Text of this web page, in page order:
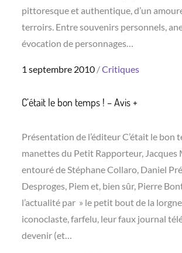
pittoresque et authentique, d’un
terroirs. Entre souvenirs personnels,
évocation de personnages…
Posted
1 septembre 2010 Critiques
C’était le bon temps ! – Avis +
Présentation de l’éditeur C’était le bon
manettes du Petit Rapporteur, Jacques
entouré de Stéphane Collaro, Daniel
Desproges, Piem et, bien sûr, Pierre
l’actualité par » le petit bout de la
iconoclaste, farfelu, leur faux journal
devenir (et…